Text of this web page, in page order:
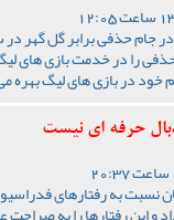
جام حذفی برابر گل گهر
را در خدمت بازی های
خود در بازی های لیگ بهره
حرفه ای نیست
به رفتارهای